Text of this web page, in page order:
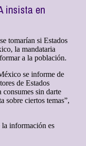
insista en
tomarían si Estados
la mandataria
a la población.
se informe de
de Estados
sin darte
sobre ciertos temas”,
la información es